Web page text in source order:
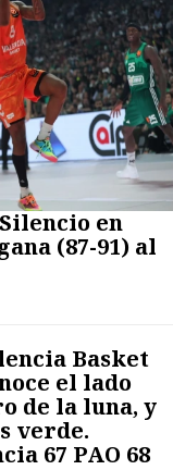
en
(87-91) al
Basket
el lado
de la luna, y
verde.
67 PAO 68